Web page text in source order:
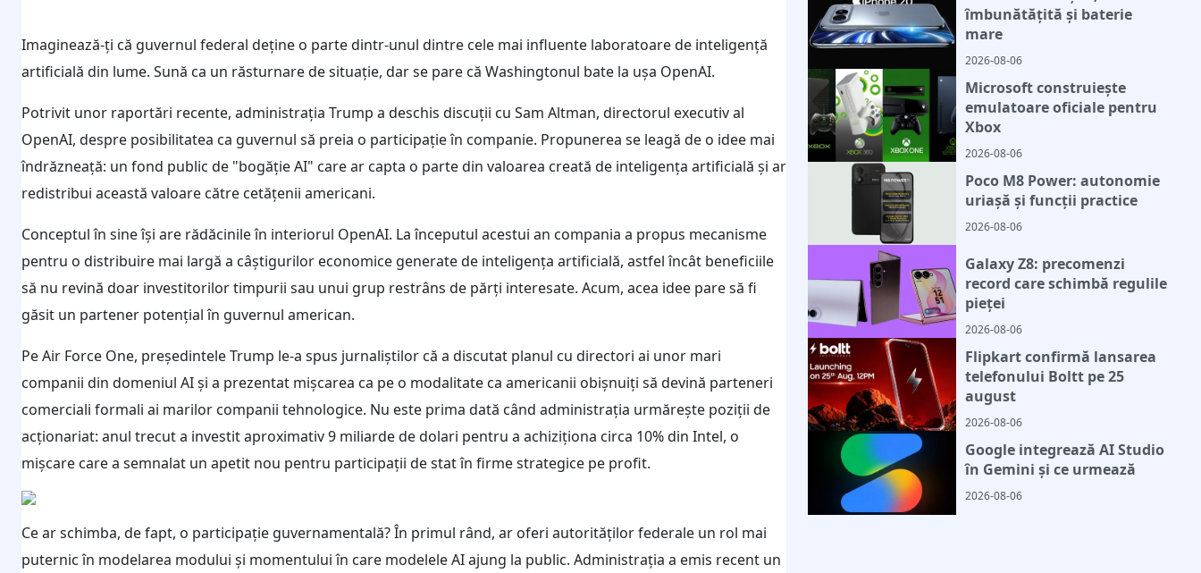
Imaginează-ți că guvernul federal deține o parte dintr-unul dintre cele mai influente laboratoare de inteligență
artificială din lume. Sună ca un răsturnare de situație, dar se pare că Washingtonul bate la ușa OpenAI.
Potrivit unor raportări recente, administrația Trump a deschis discuții cu Sam Altman, directorul executiv al
OpenAI, despre posibilitatea ca guvernul să preia o participație în companie. Propunerea se leagă de o idee mai
îndrăzneață: un fond public de "bogăție AI" care ar capta o parte din valoarea creată de inteligența artificială și ar
redistribui această valoare către cetățenii americani.
Conceptul în sine își are rădăcinile în interiorul OpenAI. La începutul acestui an compania a propus mecanisme
pentru o distribuire mai largă a câștigurilor economice generate de inteligența artificială, astfel încât beneficiile
să nu revină doar investitorilor timpurii sau unui grup restrâns de părți interesate. Acum, acea idee pare să fi
găsit un partener potențial în guvernul american.
Pe Air Force One, președintele Trump le-a spus jurnaliștilor că a discutat planul cu directori ai unor mari
companii din domeniul AI și a prezentat mișcarea ca pe o modalitate ca americanii obișnuiți să devină parteneri
comerciali formali ai marilor companii tehnologice. Nu este prima dată când administrația urmărește poziții de
acționariat: anul trecut a investit aproximativ 9 miliarde de dolari pentru a achiziționa circa 10% din Intel, o
mișcare care a semnalat un apetit nou pentru participații de stat în firme strategice pe profit.
Ce ar schimba, de fapt, o participație guvernamentală? În primul rând, ar oferi autorităților federale un rol mai
puternic în modelarea modului și momentului în care modelele AI ajung la public. Administrația a emis recent un
îmbunătățită și baterie
mare
2026-08-06
Microsoft construiește
emulatoare oficiale pentru
Xbox
2026-08-06
Poco M8 Power: autonomie
uriașă și funcții practice
2026-08-06
Galaxy Z8: precomenzi
record care schimbă regulile
pieței
2026-08-06
Flipkart confirmă lansarea
telefonului Boltt pe 25
august
2026-08-06
Google integrează AI Studio
în Gemini și ce urmează
2026-08-06